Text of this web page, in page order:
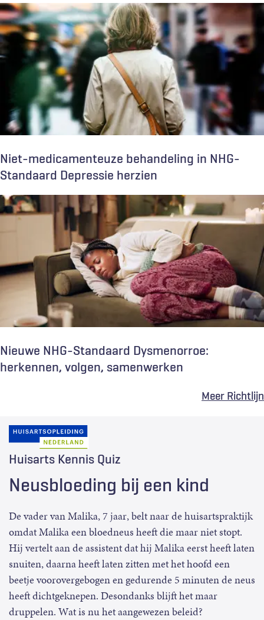
Niet-medicamenteuze behandeling in NHG-
Standaard Depressie herzien
Nieuwe NHG-Standaard Dysmenorroe:
herkennen, volgen, samenwerken
Meer Richtlijn
Huisarts Kennis Quiz
Neusbloeding bij een kind
De vader van Malika, 7 jaar, belt naar de huisartspraktijk
omdat Malika een bloedneus heeft die maar niet stopt.
Hij vertelt aan de assistent dat hij Malika eerst heeft laten
snuiten, daarna heeft laten zitten met het hoofd een
beetje voorovergebogen en gedurende 5 minuten de neus
heeft dichtgeknepen. Desondanks blijft het maar
druppelen. Wat is nu het aangewezen beleid?